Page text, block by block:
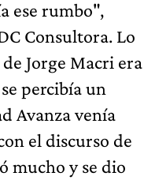
ese rumbo",
Consultora. Lo
Jorge Macri era
percibía un
Avanza venía
el discurso de
mucho y se dio